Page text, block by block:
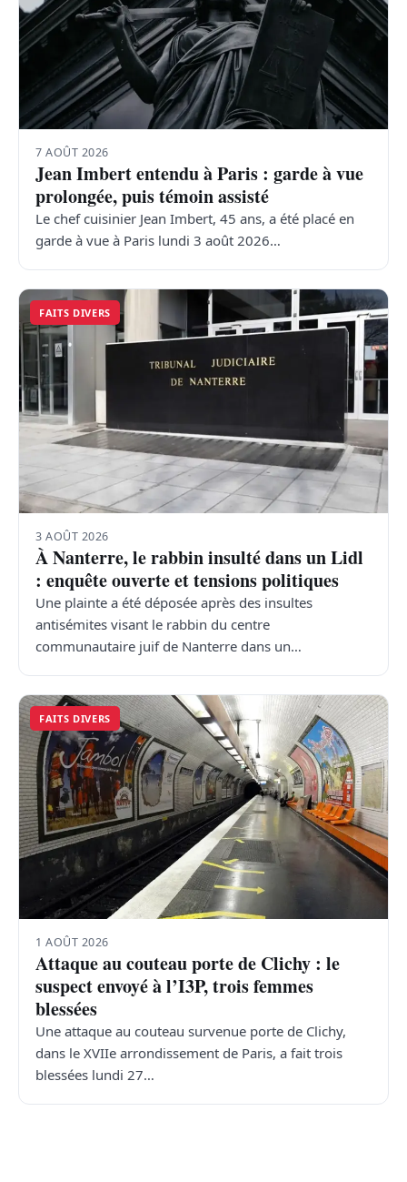
7 AOÛT 2026
Jean Imbert entendu à Paris : garde à vue
prolongée, puis témoin assisté
Le chef cuisinier Jean Imbert, 45 ans, a été placé en
garde à vue à Paris lundi 3 août 2026…
FAITS DIVERS
3 AOÛT 2026
À Nanterre, le rabbin insulté dans un Lidl
: enquête ouverte et tensions politiques
Une plainte a été déposée après des insultes
antisémites visant le rabbin du centre
communautaire juif de Nanterre dans un…
FAITS DIVERS
1 AOÛT 2026
Attaque au couteau porte de Clichy : le
suspect envoyé à l’I3P, trois femmes
blessées
Une attaque au couteau survenue porte de Clichy,
dans le XVIIe arrondissement de Paris, a fait trois
blessées lundi 27…